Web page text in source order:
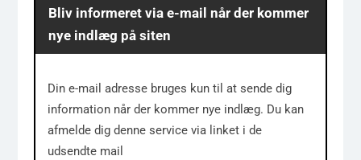
Bliv informeret via e-mail når der kommer
nye indlæg på siten
Din e-mail adresse bruges kun til at sende dig
information når der kommer nye indlæg. Du kan
afmelde dig denne service via linket i de
udsendte mail